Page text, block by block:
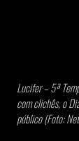
Lucifer – 5ª
com clichês, o
público (Foto: